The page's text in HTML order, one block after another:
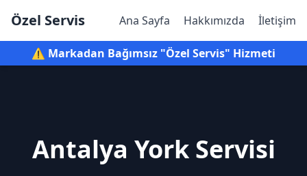
Özel Servis Ana Sayfa Hakkımızda İletişim
⚠️ Markadan Bağımsız "Özel Servis" Hizmeti
Antalya York Servisi